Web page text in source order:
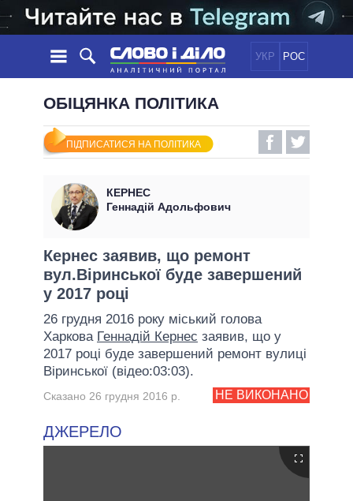
УКР РОС
НОВИНИ
СТРІЧКА
ПОДІЇ
СТАТТІ
ДУМКИ
ОГЛЯДИ
ДАЙДЖЕСТИ
ПОЛІТИКА
ЕКОНОМІКА
СВІТ
ОБIЦЯНКИ
УСІ ПОЛІТИКИ
ПРЕЗИДЕНТ І ОФІС
ВЕРХОВНА РАДА
КАБІНЕТ МІНІСТРІВ
ГОЛОВИ ОБЛАДМІНІСТРАЦІЙ
МЕРИ МІСТ
ВСІ ПЕРСОНИ
ІНФОГРАФІКА
ПІДТРИМАТИ
ОБІЦЯНКА ПОЛІТИКА
ПІДПИСАТИСЯ НА ПОЛІТИКА
КЕРНЕС
Геннадій Адольфович
Кернес заявив, що ремонт
вул.Віринської буде завершений
у 2017 році
26 грудня 2016 року міський голова
Харкова Геннадій Кернес заявив, що у
2017 році буде завершений ремонт вулиці
Віринської (відео:03:03).
НЕ ВИКОНАНО
Сказано 26 грудня 2016 р.
ДЖЕРЕЛО